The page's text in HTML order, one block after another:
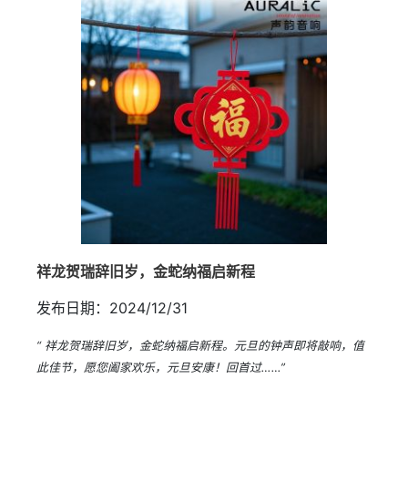
祥龙贺瑞辞旧岁，金蛇纳福启新程
发布日期：2024/12/31
“ 祥龙贺瑞辞旧岁，金蛇纳福启新程。元旦的钟声即将敲响，值
此佳节，愿您阖家欢乐，元旦安康！回首过……”